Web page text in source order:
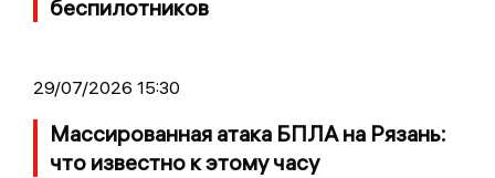
беспилотников
29/07/2026 15:30
Массированная атака БПЛА на Рязань:
что известно к этому часу